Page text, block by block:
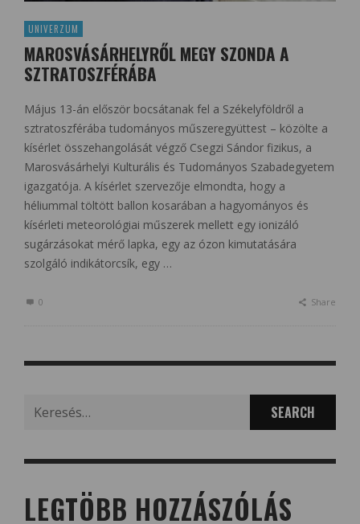
UNIVERZUM
MAROSVÁSÁRHELYRŐL MEGY SZONDA A
SZTRATOSZFÉRÁBA
Május 13-án először bocsátanak fel a Székelyföldről a
sztratoszférába tudományos műszeregyüttest – közölte a
kísérlet összehangolását végző Csegzi Sándor fizikus, a
Marosvásárhelyi Kulturális és Tudományos Szabadegyetem
igazgatója. A kísérlet szervezője elmondta, hogy a
héliummal töltött ballon kosarában a hagyományos és
kísérleti meteorológiai műszerek mellett egy ionizáló
sugárzásokat mérő lapka, egy az ózon kimutatására
szolgáló indikátorcsík, egy …
0 Share
LEGTÖBB HOZZÁSZÓLÁS